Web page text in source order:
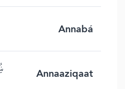
Annabá
Annaaziqaat